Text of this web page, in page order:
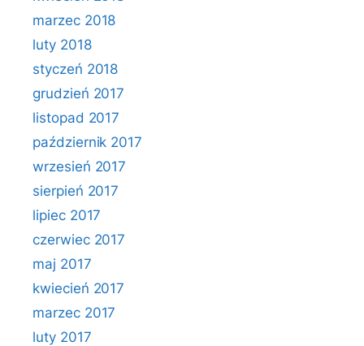
marzec 2018
luty 2018
styczeń 2018
grudzień 2017
listopad 2017
październik 2017
wrzesień 2017
sierpień 2017
lipiec 2017
czerwiec 2017
maj 2017
kwiecień 2017
marzec 2017
luty 2017